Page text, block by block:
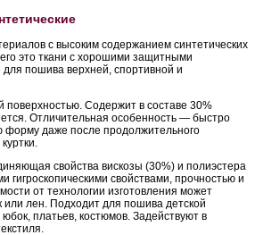
с высоким содержанием синтетических
это ткани с хорошими защитными
пошива верхней, спортивной и
поверхностью. Содержит в составе 30%
Отличительная особенность — быстро
форму даже после продолжительного
свойства вискозы (30%) и полиэстера
гигроскопическими свойствами, прочностью и
от технологии изготовления может
или лен. Подходит для пошива детской
платьев, костюмов. Задействуют в